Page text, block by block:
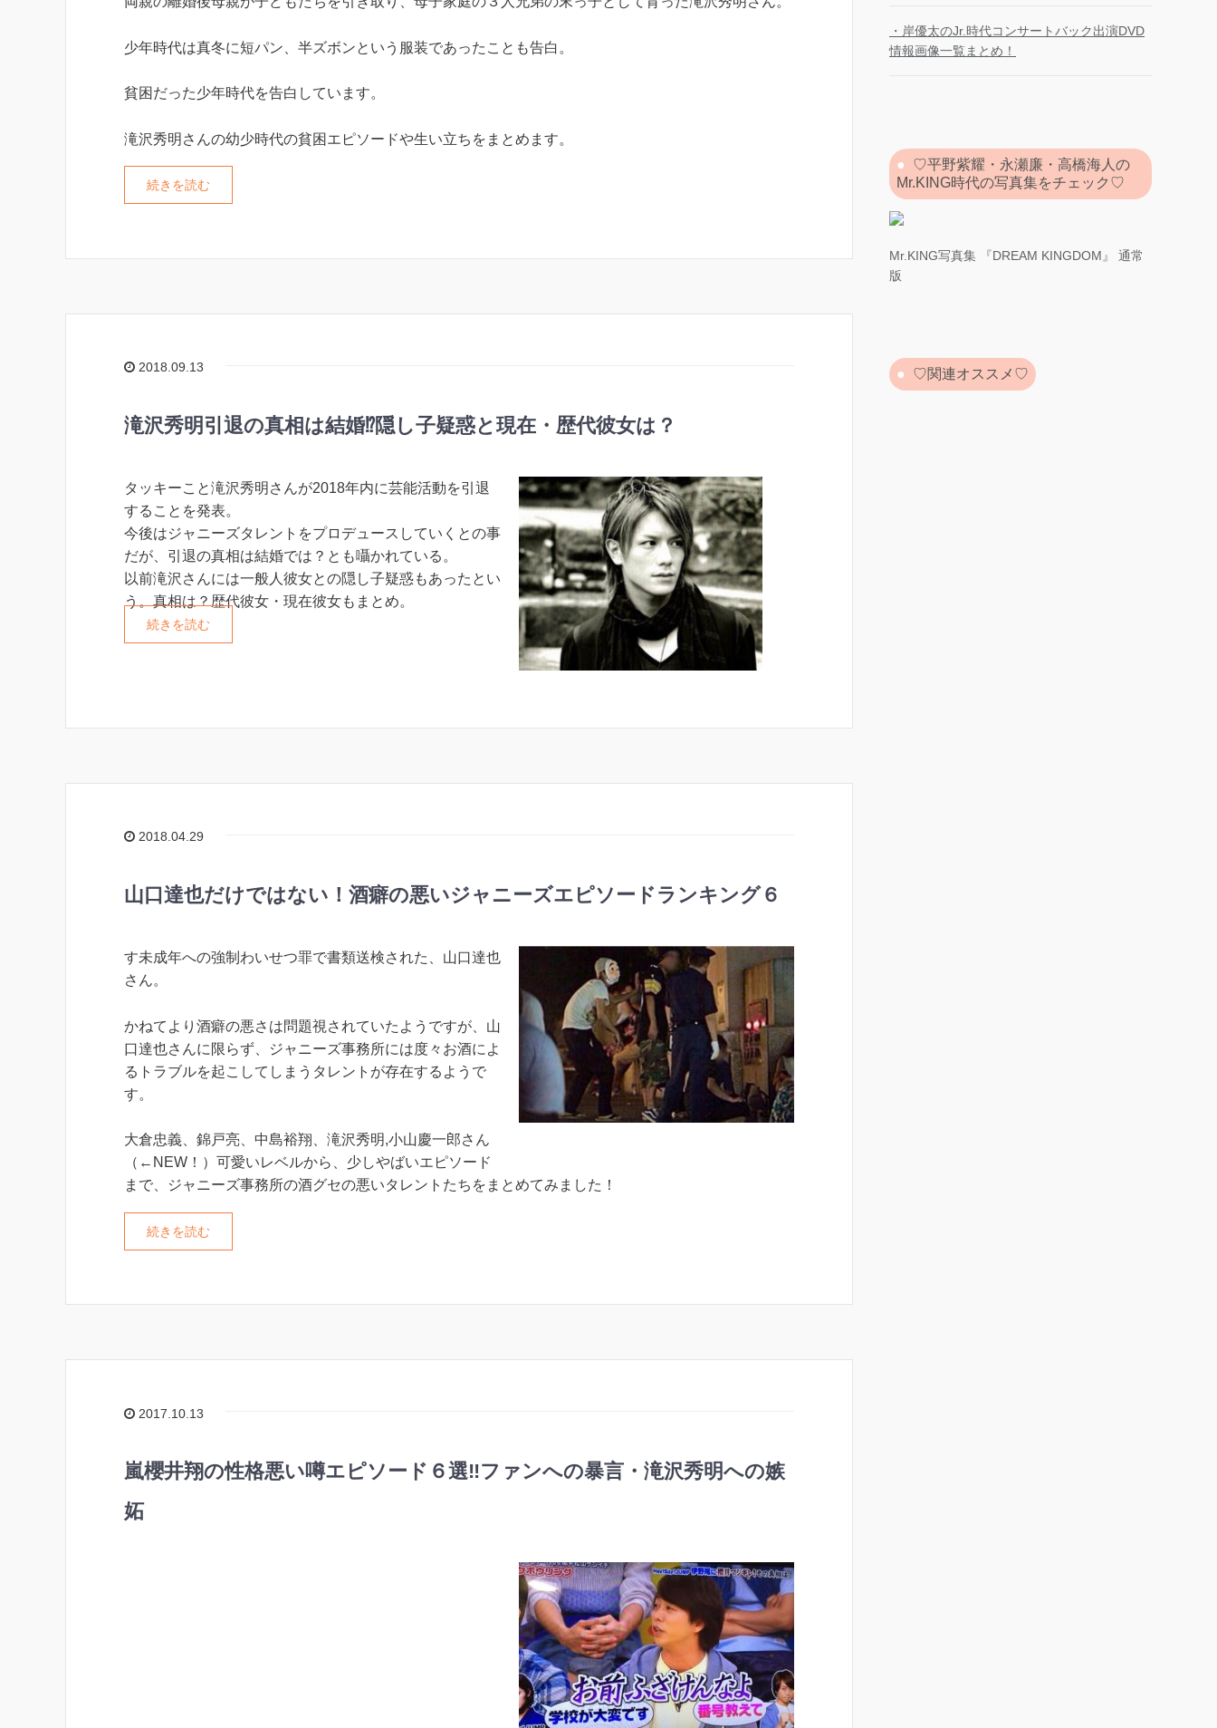
少年時代は真冬に短パン、半ズボンという服装であったことも告白。
貧困だった少年時代を告白しています。
滝沢秀明さんの幼少時代の貧困エピソードや生い立ちをまとめます。
続きを読む
2018.09.13
滝沢秀明引退の真相は結婚⁉︎隠し子疑惑と現在・歴代彼女は？
タッキーこと滝沢秀明さんが2018年内に芸能活動を引退
することを発表。
今後はジャニーズタレントをプロデュースしていくとの事
だが、引退の真相は結婚では？とも囁かれている。
以前滝沢さんには一般人彼女との隠し子疑惑もあったとい
う。真相は？歴代彼女・現在彼女もまとめ。
続きを読む
2018.04.29
山口達也だけではない！酒癖の悪いジャニーズエピソードランキング６
す未成年への強制わいせつ罪で書類送検された、山口達也
さん。
かねてより酒癖の悪さは問題視されていたようですが、山
口達也さんに限らず、ジャニーズ事務所には度々お酒によ
るトラブルを起こしてしまうタレントが存在するようで
す。
大倉忠義、錦戸亮、中島裕翔、滝沢秀明,小山慶一郎さん
（←NEW！）可愛いレベルから、少しやばいエピソード
まで、ジャニーズ事務所の酒グセの悪いタレントたちをまとめてみました！
続きを読む
2017.10.13
嵐櫻井翔の性格悪い噂エピソード６選‼︎ファンへの暴言・滝沢秀明への嫉
妬
・岸優太のJr.時代コンサートバック出演DVD
情報画像一覧まとめ！
♡平野紫耀・永瀬廉・高橋海人の
Mr.KING時代の写真集をチェック♡
Mr.KING写真集 『DREAM KINGDOM』 通常
版
♡関連オススメ♡